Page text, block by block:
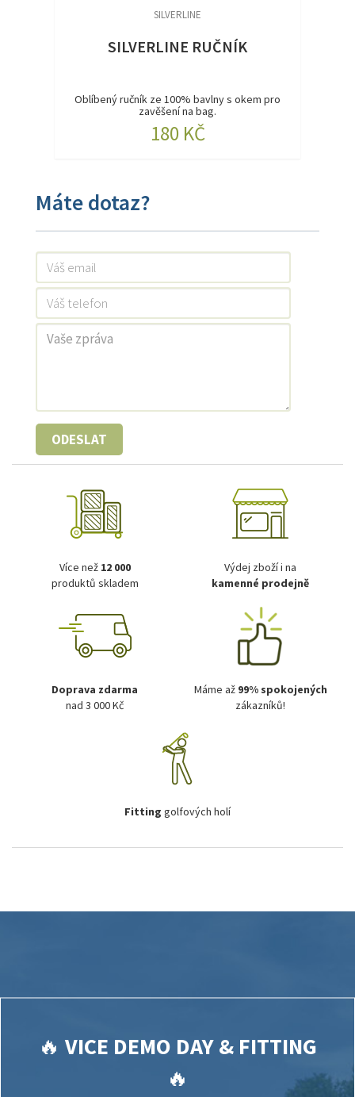
SILVERLINE
SILVERLINE RUČNÍK
Oblíbený ručník ze 100% bavlny s okem pro
zavěšení na bag.
180 KČ
Máte dotaz?
ODESLAT
Více než 12 000
produktů skladem
Výdej zboží i na
kamenné prodejně
Doprava zdarma
nad 3 000 Kč
Máme až 99% spokojených
zákazníků!
Fitting golfových holí
🔥 VICE DEMO DAY & FITTING
🔥